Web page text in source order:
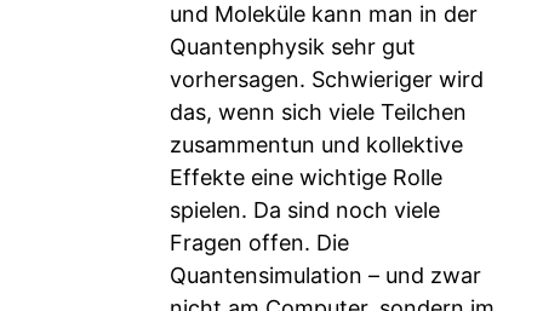
und Moleküle kann man in der
Quantenphysik sehr gut
vorhersagen. Schwieriger wird
das, wenn sich viele Teilchen
zusammentun und kollektive
Effekte eine wichtige Rolle
spielen. Da sind noch viele
Fragen offen. Die
Quantensimulation – und zwar